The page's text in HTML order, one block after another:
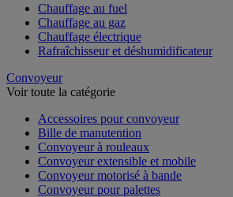
Chauffage au fuel
Chauffage au gaz
Chauffage électrique
Rafraîchisseur et déshumidificateur
Convoyeur
Voir toute la catégorie
Accessoires pour convoyeur
Bille de manutention
Convoyeur à rouleaux
Convoyeur extensible et mobile
Convoyeur motorisé à bande
Convoyeur pour palettes